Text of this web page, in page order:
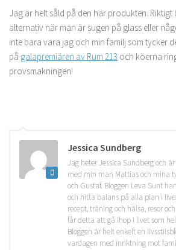
Jag är helt såld på den här produkten.
alternativ när man är sugen på glass eller
inte bara vara jag och min familj som tycker
på galapremiären av Rum 213 och köerna
provsmakningen!
Jessica Sundberg
Jag heter Jessica Sundberg och
med min man Mattias och mina
och Gustaf. Bloggen Leva Sunt
och hitta balans på alla plan i
recept, träning och hälsa, resor
får detta att gå ihop i livet som
Bloggen är helt enkelt en
vardagen med inriktning mot